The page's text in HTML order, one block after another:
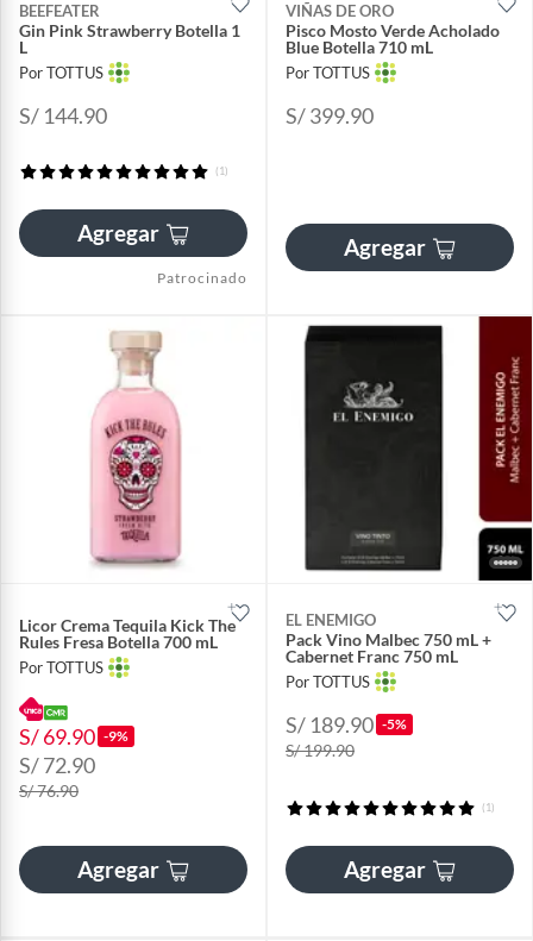
BEEFEATER
Gin Pink Strawberry Botella 1
L
Por TOTTUS
S/ 144.90
(1)
Agregar
Patrocinado
VIÑAS DE ORO
Pisco Mosto Verde Acholado
Blue Botella 710 mL
Por TOTTUS
S/ 399.90
Agregar
Licor Crema Tequila Kick The
Rules Fresa Botella 700 mL
Por TOTTUS
S/ 69.90 -9%
S/ 72.90
S/ 76.90
Agregar
EL ENEMIGO
Pack Vino Malbec 750 mL +
Cabernet Franc 750 mL
Por TOTTUS
S/ 189.90 -5%
S/ 199.90
(1)
Agregar